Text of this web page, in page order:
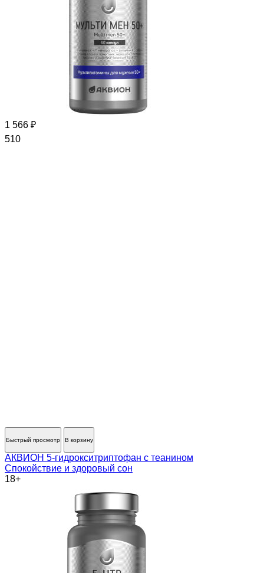
1 566 ₽
510
Быстрый просмотр В корзину
АКВИОН 5-гидрокситриптофан c теанином
Спокойствие и здоровый сон
18+